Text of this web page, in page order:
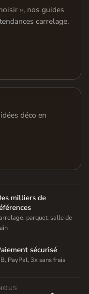
», nos guides
carrelage,
déco en
milliers de
parquet, salle de
sécurisé
PayPal, 3x sans frais